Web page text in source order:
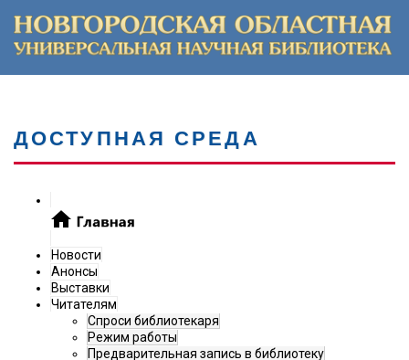
ДОСТУПНАЯ СРЕДА
Новости
Анонсы
Выставки
Читателям
Спроси библиотекаря
Режим работы
Предварительная запись в библиотеку